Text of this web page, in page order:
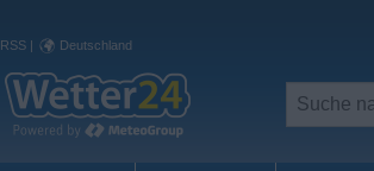
RSS | Deutschland